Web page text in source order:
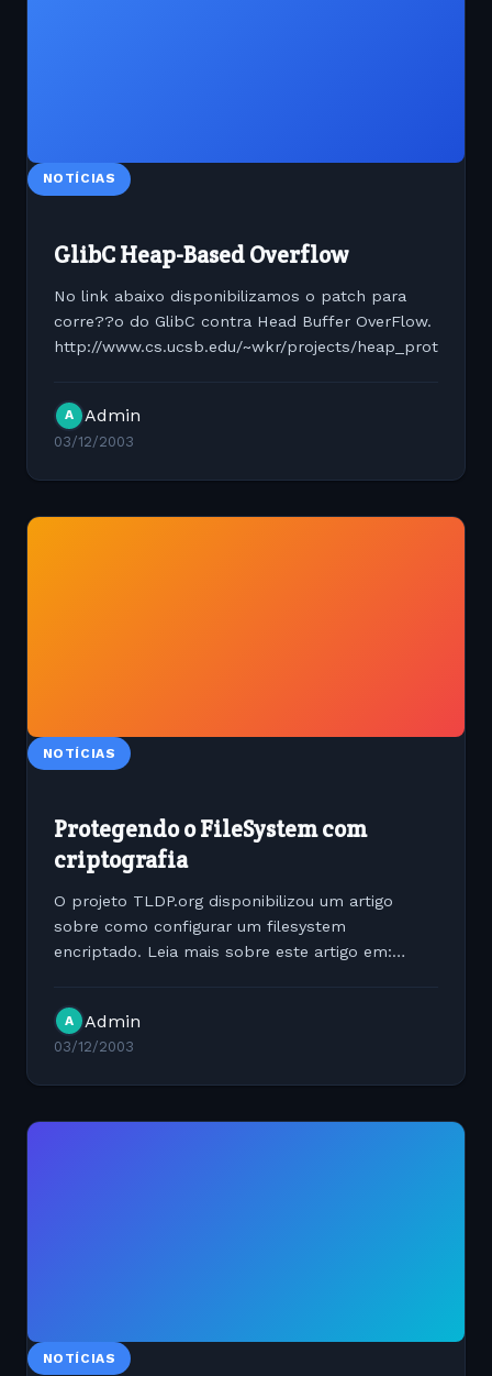
NOTÍCIAS
GlibC Heap-Based Overflow
No link abaixo disponibilizamos o patch para
corre??o do GlibC contra Head Buffer OverFlow.
http://www.cs.ucsb.edu/~wkr/projects/heap_protection/
A Admin
03/12/2003
NOTÍCIAS
Protegendo o FileSystem com
criptografia
O projeto TLDP.org disponibilizou um artigo
sobre como configurar um filesystem
encriptado. Leia mais sobre este artigo em:
A Admin
03/12/2003
NOTÍCIAS